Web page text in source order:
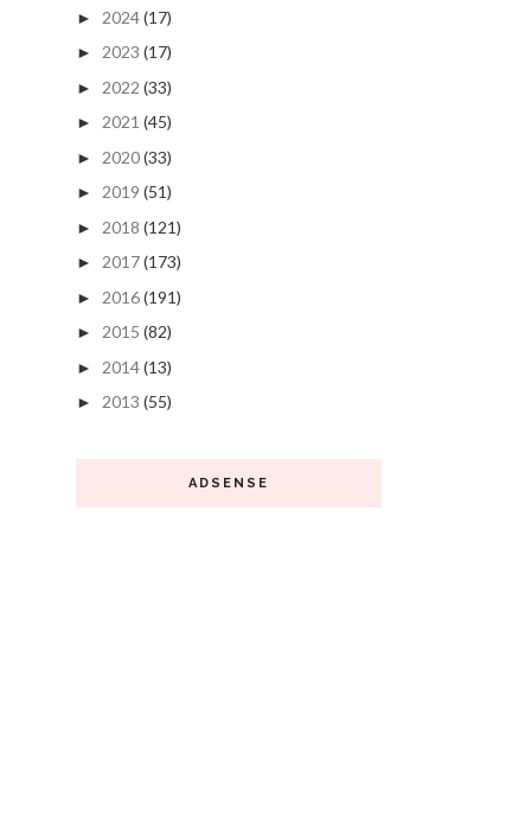
► 2024(17)
► 2023 (17)
► 2022 (33)
► 2021 (45)
► 2020(33)
► 2019 (51)
► 2018 (121)
► 2017(173)
► 2016(191)
► 2015 (82)
► 2014(13)
► 2013 (55)
ADSENSE